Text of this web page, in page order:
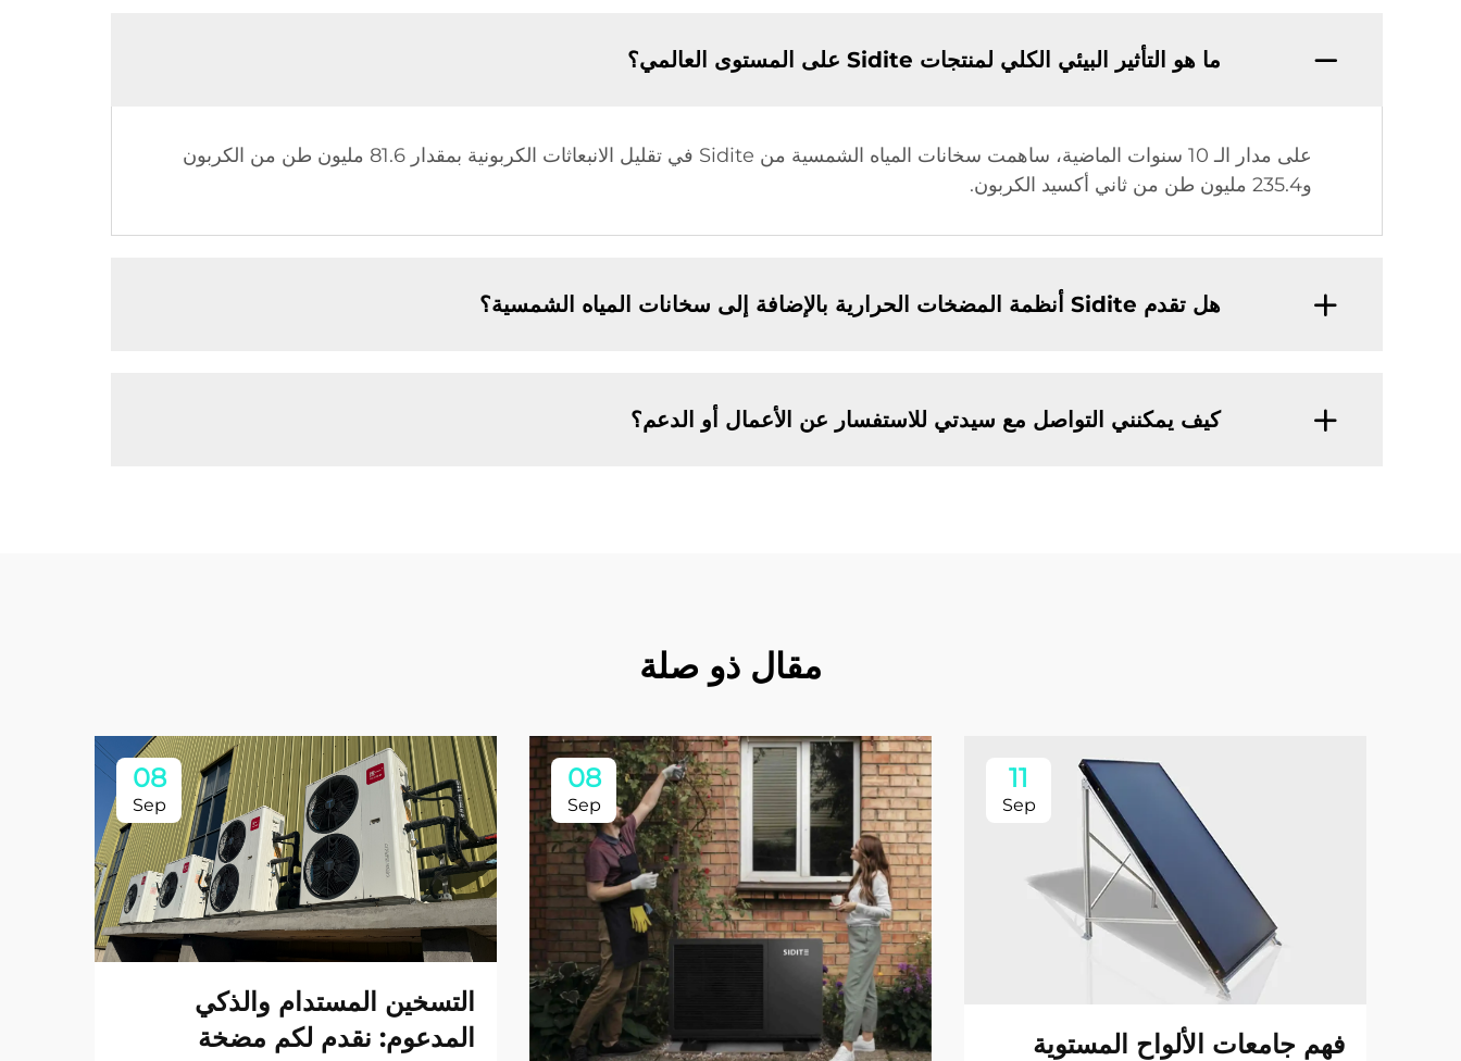
ما هو التأثير البيئي الكلي لمنتجات Sidite على المستوى العالمي؟
على مدار الـ 10 سنوات الماضية، ساهمت سخانات المياه الشمسية من Sidite في تقليل الانبعاثات الكربونية بمقدار 81.6 مليون طن من الكربون
و235.4 مليون طن من ثاني أكسيد الكربون.
هل تقدم Sidite أنظمة المضخات الحرارية بالإضافة إلى سخانات المياه الشمسية؟
كيف يمكنني التواصل مع سيدتي للاستفسار عن الأعمال أو الدعم؟
مقال ذو صلة
11
Sep
فهم جامعات الألواح المستوية
08
Sep
08
Sep
التسخين المستدام والذكي
المدعوم: نقدم لكم مضخة